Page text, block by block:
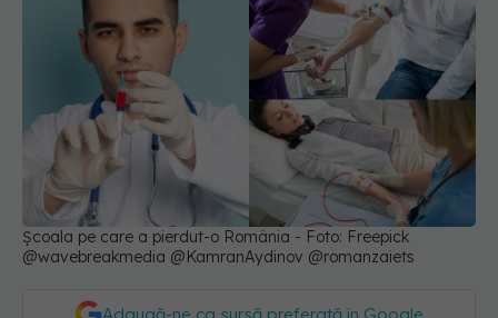
Școala pe care a pierdut-o România - Foto: Freepick
@wavebreakmedia @KamranAydinov @romanzaiets